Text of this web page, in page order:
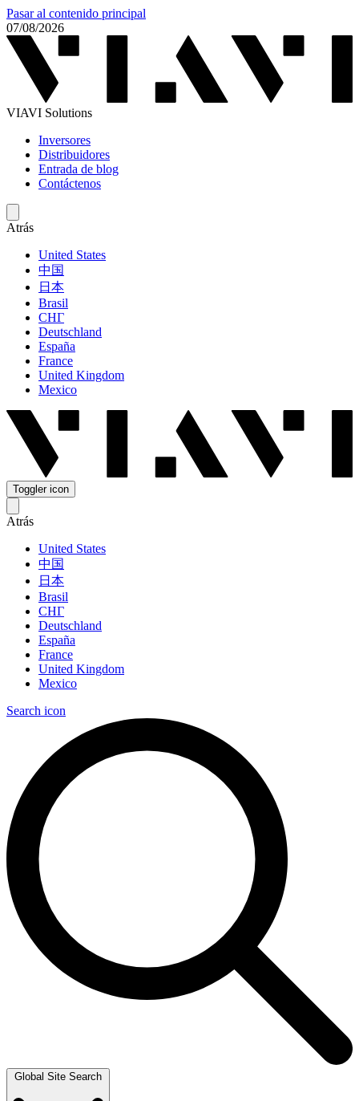
Pasar al contenido principal
07/08/2026
VIAVI Solutions
Inversores
Distribuidores
Entrada de blog
Contáctenos
Atrás
United States
中国
日本
Brasil
СНГ
Deutschland
España
France
United Kingdom
Mexico
Toggler icon
Atrás
United States
中国
日本
Brasil
СНГ
Deutschland
España
France
United Kingdom
Mexico
Search icon
Global Site Search